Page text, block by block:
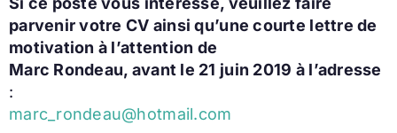
parvenir votre CV ainsi qu’une courte lettre de
motivation à l’attention de
Marc Rondeau, avant le 21 juin 2019 à l’adresse
:
marc_rondeau@hotmail.com